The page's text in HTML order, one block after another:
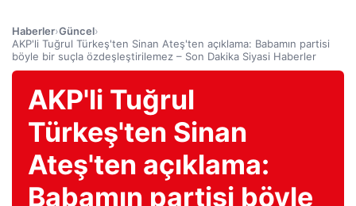
Haberler›Güncel›
AKP'li Tuğrul Türkeş'ten Sinan Ateş'ten açıklama: Babamın partisi
böyle bir suçla özdeşleştirilemez – Son Dakika Siyasi Haberler
AKP'li Tuğrul
Türkeş'ten Sinan
Ateş'ten açıklama:
Babamın partisi böyle